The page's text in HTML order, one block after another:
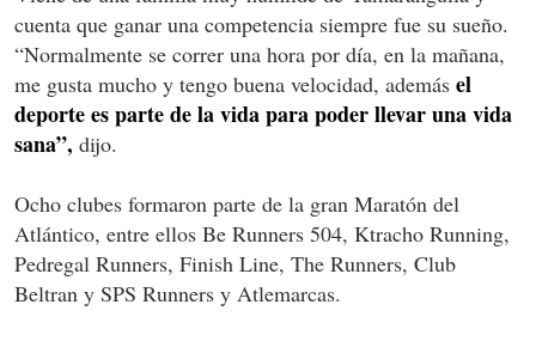
cuenta que ganar una competencia siempre fue su sueño.
“Normalmente se correr una hora por día, en la mañana,
me gusta mucho y tengo buena velocidad, además el
deporte es parte de la vida para poder llevar una vida
sana”, dijo.
Ocho clubes formaron parte de la gran Maratón del
Atlántico, entre ellos Be Runners 504, Ktracho Running,
Pedregal Runners, Finish Line, The Runners, Club
Beltran y SPS Runners y Atlemarcas.